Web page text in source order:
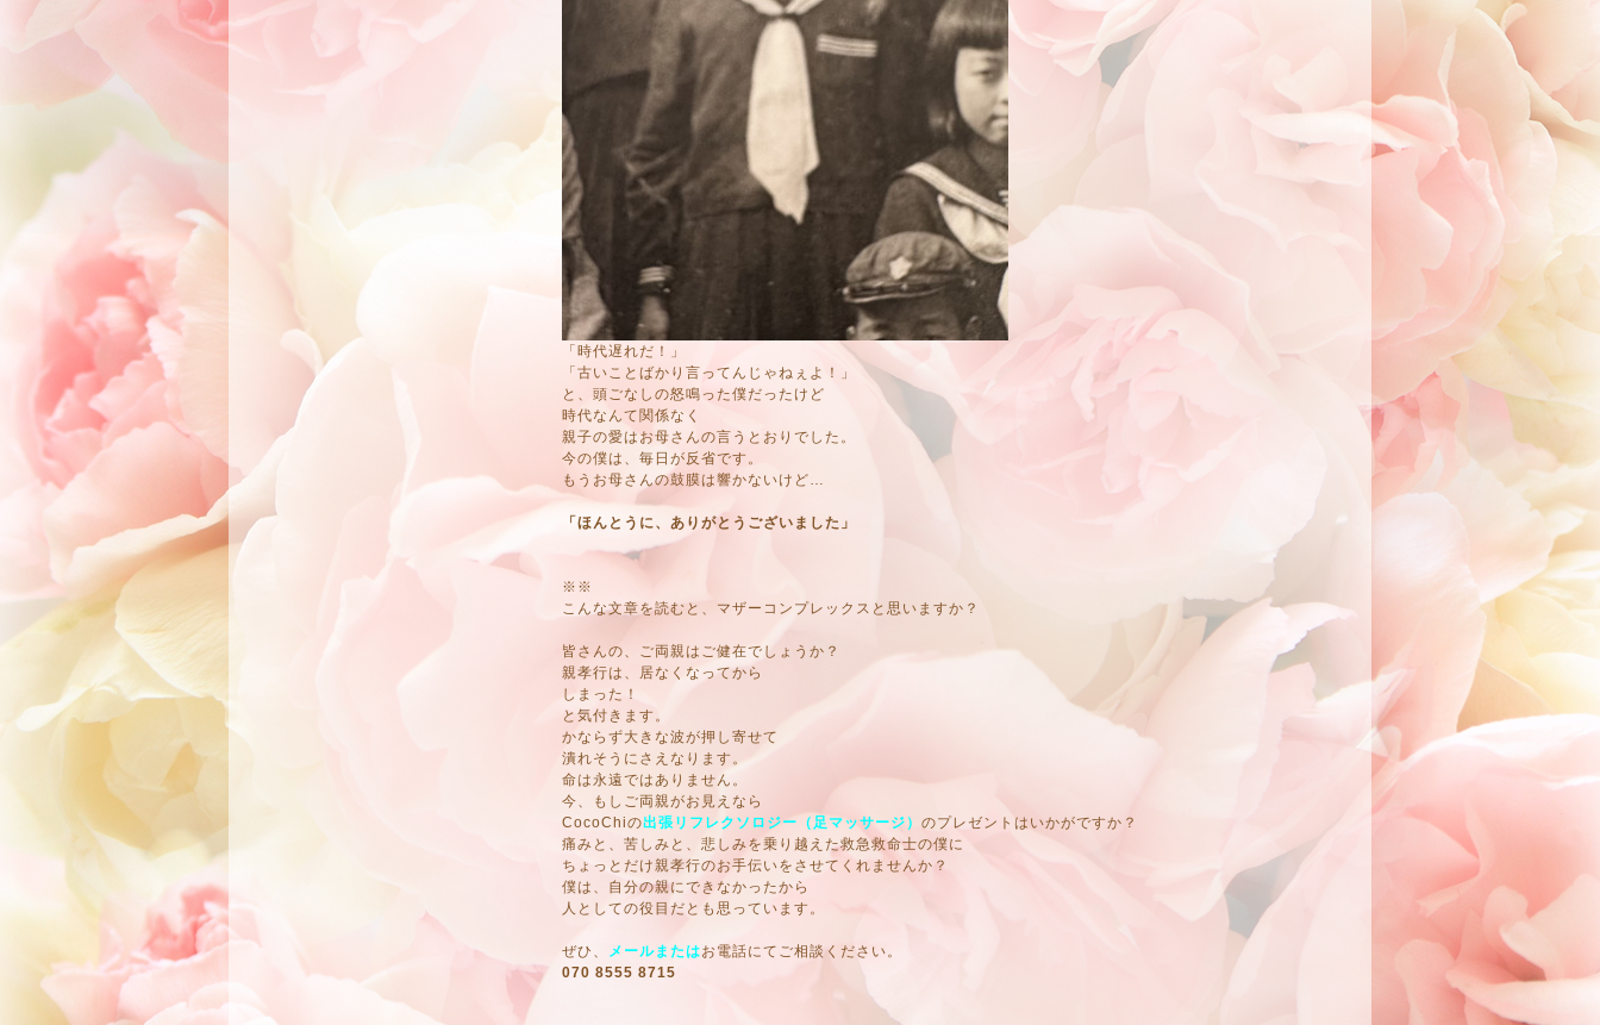
「時代遅れだ！」
「古いことばかり言ってんじゃねぇよ！」
と、頭ごなしの怒鳴った僕だったけど
時代なんて関係なく
親子の愛はお母さんの言うとおりでした。
今の僕は、毎日が反省です。
もうお母さんの鼓膜は響かないけど…
「ほんとうに、ありがとうございました」
※※
こんな文章を読むと、マザーコンプレックスと思いますか？
皆さんの、ご両親はご健在でしょうか？
親孝行は、居なくなってから
しまった！
と気付きます。
かならず大きな波が押し寄せて
潰れそうにさえなります。
命は永遠ではありません。
今、もしご両親がお見えなら
CocoChiの出張リフレクソロジー（足マッサージ） のプレゼントはいかがですか？
痛みと、苦しみと、悲しみを乗り越えた救急救命士の僕に
ちょっとだけ親孝行のお手伝いをさせてくれませんか？
僕は、自分の親にできなかったから
人としての役目だとも思っています。
ぜひ、 メールまたはお電話にてご相談ください。
070 8555 8715